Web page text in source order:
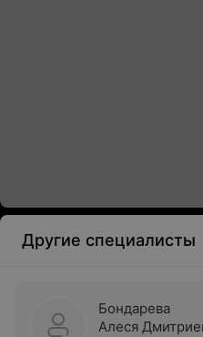
Другие специалисты
Бондарева
Алеся